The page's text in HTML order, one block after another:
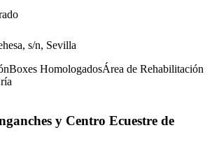
s/n, Sevilla
Boxes HomologadosÁrea de Rehabilitación
y Centro Ecuestre de